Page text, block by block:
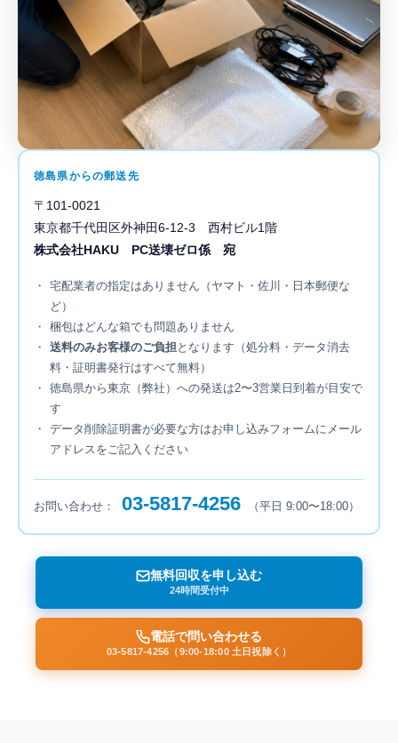
徳島県からの郵送先
〒101-0021
東京都千代田区外神田6-12-3 西村ビル1階
株式会社HAKU PC送壊ゼロ係 宛
宅配業者の指定はありません（ヤマト・佐川・日本郵便な
ど）
梱包はどんな箱でも問題ありません
送料のみお客様のご負担となります（処分料・データ消去
料・証明書発行はすべて無料）
徳島県から東京（弊社）への発送は2〜3営業日到着が目安で
す
データ削除証明書が必要な方はお申し込みフォームにメール
アドレスをご記入ください
お問い合わせ： 03-5817-4256 （平日 9:00〜18:00）
無料回収を申し込む
24時間受付中
電話で問い合わせる
03-5817-4256（9:00-18:00 土日祝除く）